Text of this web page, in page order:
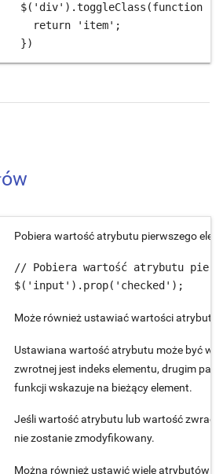
$('div').toggleClass(function
  return 'item';
})
Pobiera wartość atrybutu pierwszego
// Pobiera wartość atrybutu
$('input').prop('checked');
Może również ustawiać wartości
Ustawiana wartość atrybutu może być
zwrotnej jest indeks elementu, drugim
funkcji wskazuje na bieżący element.
Jeśli wartość atrybutu lub wartość
nie zostanie zmodyfikowany.
Można również ustawić wiele atrybutów